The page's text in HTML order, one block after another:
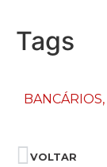
Tags
BANCÁRIOS,
VOLTAR